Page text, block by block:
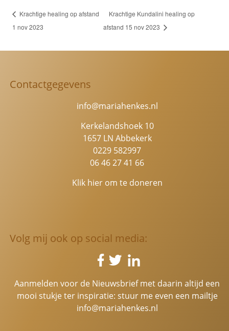
Krachtige healing op afstand
1 nov 2023
Krachtige Kundalini healing op
afstand 15 nov 2023
Contactgegevens
info@mariahenkes.nl
Kerkelandshoek 10
1657 LN Abbekerk
0229 582997
06 46 27 41 66
Klik hier om te doneren
Volg mij ook op social media:
Aanmelden voor de Nieuwsbrief met daarin altijd een
mooi stukje ter inspiratie: stuur me even een mailtje
info@mariahenkes.nl